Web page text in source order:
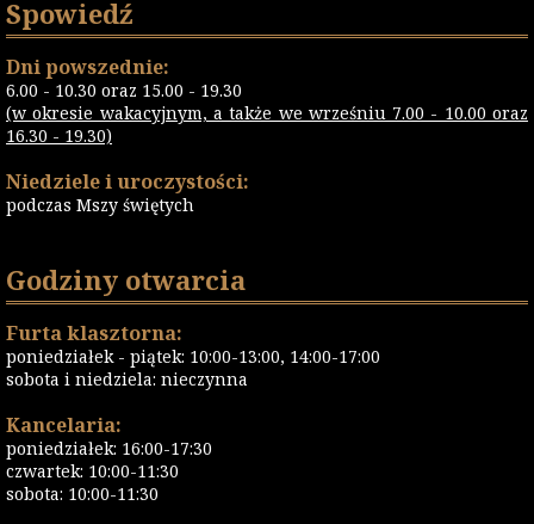
Spowiedź
Dni powszednie:
6.00 - 10.30 oraz 15.00 - 19.30
(w okresie wakacyjnym, a także we wrześniu 7.00 - 10.00 oraz
16.30 - 19.30)
Niedziele i uroczystości:
podczas Mszy świętych
Godziny otwarcia
Furta klasztorna:
poniedziałek - piątek: 10:00-13:00, 14:00-17:00
sobota i niedziela: nieczynna
Kancelaria:
poniedziałek: 16:00-17:30
czwartek: 10:00-11:30
sobota: 10:00-11:30